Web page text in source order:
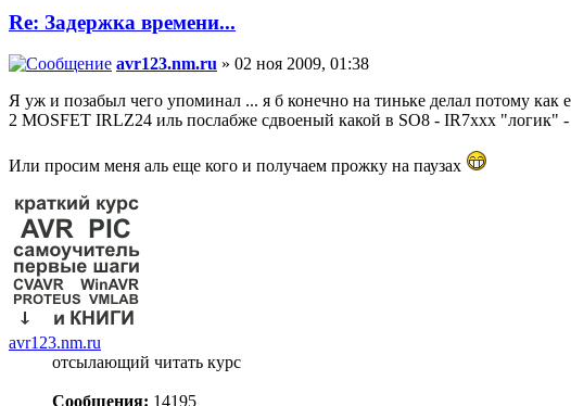
Re: Задержка времени...
avr123.nm.ru » 02 ноя 2009, 01:38
Я уж и позабыл чего упоминал ... я б конечно на тиньке делал потому как
2 MOSFET IRLZ24 иль послабже сдвоеный какой в SO8 - IR7xxx "логик" -
Или просим меня аль еще кого и получаем прожку на паузах
avr123.nm.ru
отсылающий читать курс
Сообщения: 14195